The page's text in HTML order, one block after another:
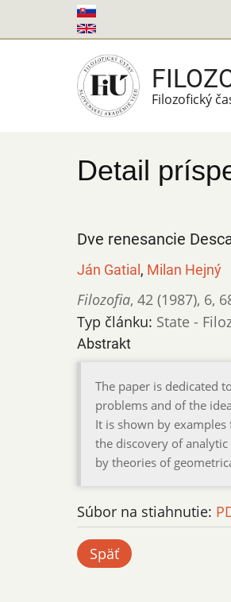
na
Filozofický
Detail
Dve renesancie
Ján Gatial , Milan Hejný
Filozofia, 42 (1987), 6,
Typ článku: State -
Abstrakt
The paper is dedicated
problems and of the
It is shown by
the discovery of
by theories of
Súbor na stiahnutie:
Späť